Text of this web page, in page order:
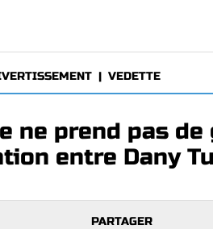
| VEDETTE
ne prend pas
entre Dany
PARTAGER